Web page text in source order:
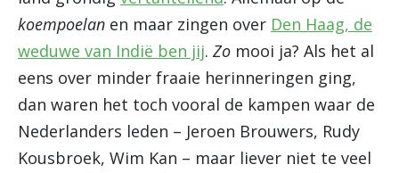
koempoelan en maar zingen over Den Haag, de
weduwe van Indië ben jij. Zo mooi ja? Als het al
eens over minder fraaie herinneringen ging,
dan waren het toch vooral de kampen waar de
Nederlanders leden – Jeroen Brouwers, Rudy
Kousbroek, Wim Kan – maar liever niet te veel